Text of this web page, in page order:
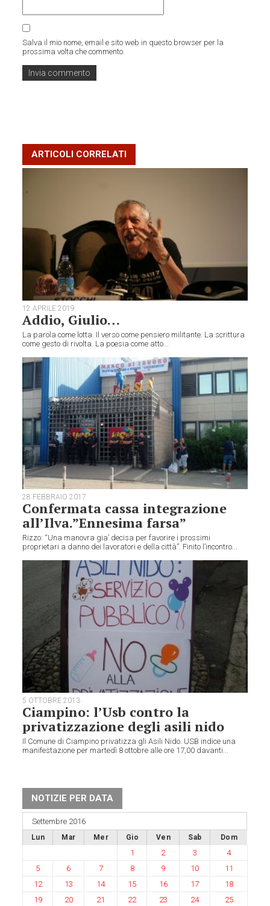
Salva il mio nome, email e sito web in questo browser per la
prossima volta che commento.
ARTICOLI CORRELATI
12 APRILE 2019
Addio, Giulio…
La parola come lotta. Il verso come pensiero militante. La scrittura
come gesto di rivolta. La poesia come atto...
28 FEBBRAIO 2017
Confermata cassa integrazione
all’Ilva.”Ennesima farsa”
Rizzo: “Una manovra gia’ decisa per favorire i prossimi
proprietari a danno dei lavoratori e della città”. Finito l’incontro...
5 OTTOBRE 2013
Ciampino: l’Usb contro la
privatizzazione degli asili nido
Il Comune di Ciampino privatizza gli Asili Nido. USB indice una
manifestazione per martedì 8 ottobre alle ore 17,00 davanti...
NOTIZIE PER DATA
Settembre 2016
Lun Mar Mer Gio Ven Sab Dom
1 2 3
4
5
6 7 8 9 10
11
12
13 14 15 16 17
18
19
20 21 22 23 24
25